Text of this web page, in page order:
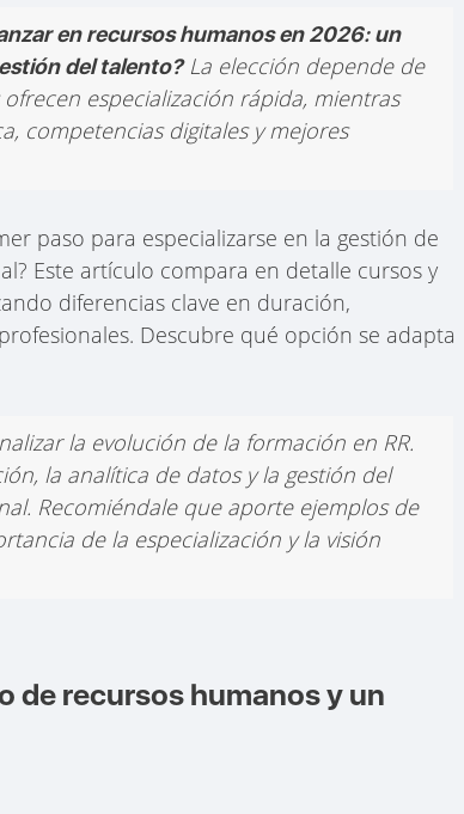
en recursos humanos en 2026: un
del talento?La elección depende de
especialización rápida, mientras
competencias digitales y mejores
paso para especializarse en la gestión de
Este artículo compara en detalle cursos y
diferencias clave en duración,
Descubre qué opción se adapta
la evolución de la formación en RR.
la analítica de datos y la gestión del
Recomiéndale que aporte ejemplos de
de la especialización y la visión
de recursos humanos y un